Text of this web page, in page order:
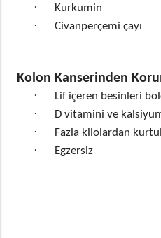
· Kurkumin
· Civanperçemi çayı
Kolon Kanserinden
· Lif içeren besinleri
· D vitamini ve
· Fazla kilolardan
· Egzersiz